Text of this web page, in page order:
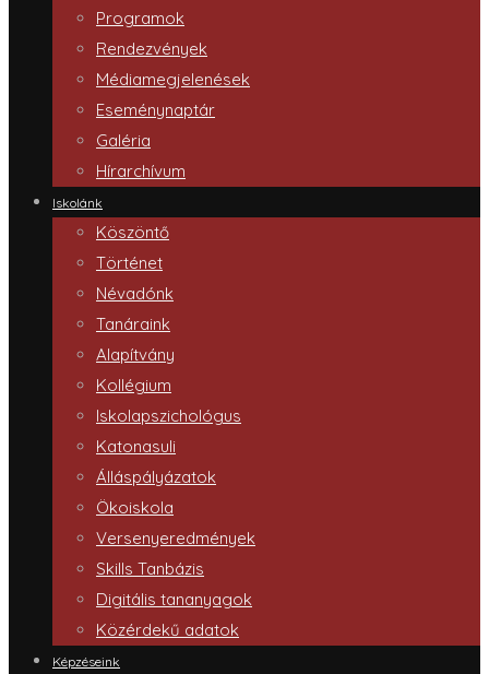
Programok
Rendezvények
Médiamegjelenések
Eseménynaptár
Galéria
Hírarchívum
Iskolánk
Köszöntő
Történet
Névadónk
Tanáraink
Alapítvány
Kollégium
Iskolapszichológus
Katonasuli
Álláspályázatok
Ökoiskola
Versenyeredmények
Skills Tanbázis
Digitális tananyagok
Közérdekű adatok
Képzéseink